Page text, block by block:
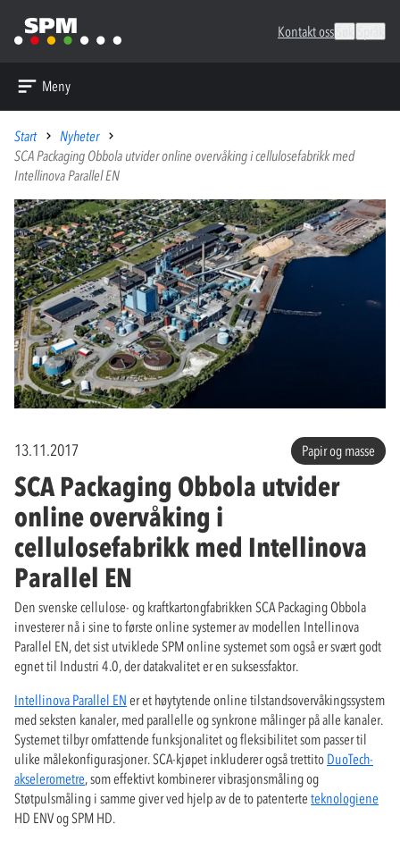
Kontakt oss
Meny
Start
Nyheter
SCA Packaging Obbola utvider online overvåking i cellulosefabrikk med
Intellinova Parallel EN
13.11.2017 Papir og masse
SCA Packaging Obbola utvider
online overvåking i
cellulosefabrikk med Intellinova
Parallel EN
Den svenske cellulose- og kraftkartongfabrikken SCA Packaging Obbola
investerer nå i sine to første online systemer av modellen Intellinova
Parallel EN, det sist utviklede SPM online systemet som også er svært godt
egnet til Industri 4.0, der datakvalitet er en suksessfaktor.
Intellinova Parallel EN er et høytytende online tilstandsovervåkingssystem
med seksten kanaler, med parallelle og synkrone målinger på alle kanaler.
Systemet tilbyr omfattende funksjonalitet og fleksibilitet som passer til
ulike målekonfigurasjoner. SCA-kjøpet inkluderer også trettito DuoTech-
akselerometre, som effektivt kombinerer vibrasjonsmåling og
Støtpulsmåling i samme giver ved hjelp av de to patenterte teknologiene
HD ENV og SPM HD.